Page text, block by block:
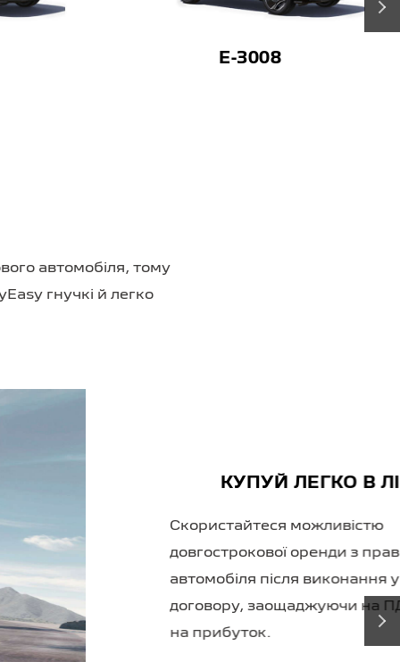
5008
›
автомобіля, тому
гнучкі й легко
›